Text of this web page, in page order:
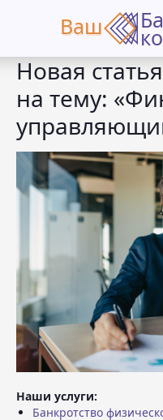
Ваш
Ваш
Новая
на тему:
Наши услуги:
Банкротство